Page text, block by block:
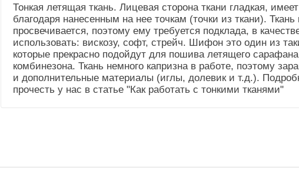
(Общие))
Усадка и уход
(Справочник
"Номенклатура"
(Общие))
Немного садится.
Рекомендуем сделать
ВТО. Деликатный уход
Плотность (Ткань) 90 гр.м.2
Тонкая летящая ткань. Лицевая сторона ткани гладкая,
благодаря нанесенным на нее точкам (точки из ткани). Ткань
просвечивается, поэтому ему требуется подклада, в
использовать: вискозу, софт, стрейч. Шифон это один из
которые прекрасно подойдут для пошива летящего
комбинезона. Ткань немного капризна в работе, поэтому
и дополнительные материалы (иглы, долевик и т.д.).
прочесть у нас в статье "Как работать с тонкими тканями"